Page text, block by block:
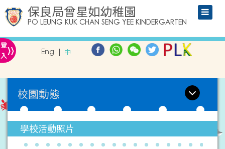
保良局曾星如幼稚園
PO LEUNG KUK CHAN SENG YEE KINDERGARTEN
登
入» Eng 中
校園動態
學校活動照片